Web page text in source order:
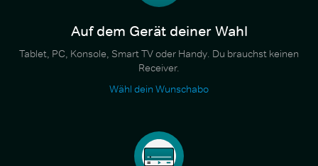
Auf dem Gerät deiner Wahl
Tablet, PC, Konsole, Smart TV oder Handy. Du brauchst keinen
Receiver.
Wähl dein Wunschabo